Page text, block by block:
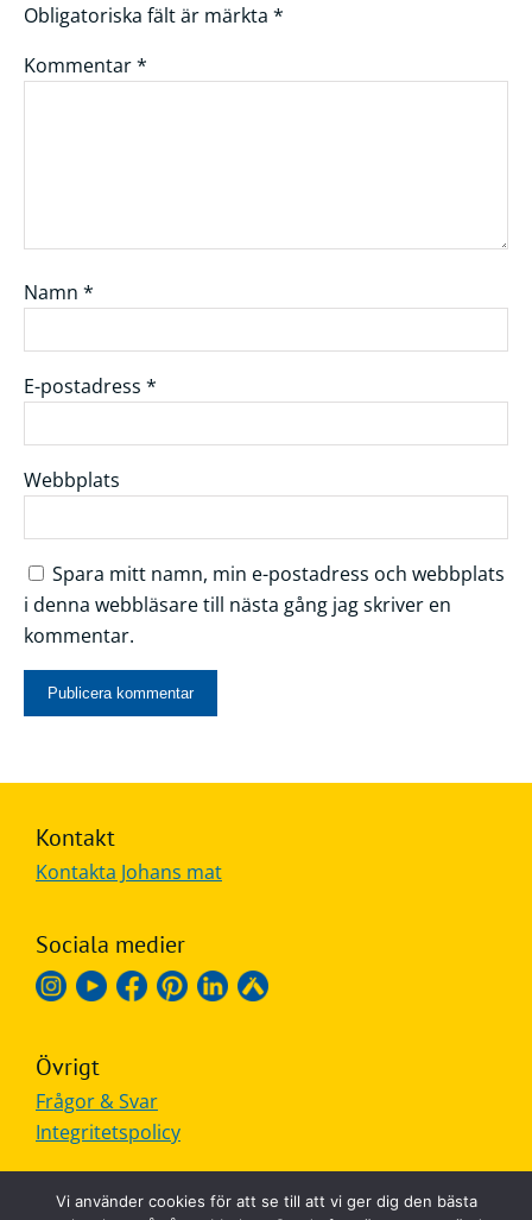
Obligatoriska fält är märkta *
Kommentar*
Namn *
E-postadress *
Webbplats
Spara mitt namn, min e-postadress och webbplats
i denna webbläsare till nästa gång jag skriver en
kommentar.
Kontakt
Kontakta Johans mat
Sociala medier
Övrigt
Frågor & Svar
Integritetspolicy
Vi använder cookies för att se till att vi ger dig den bästa